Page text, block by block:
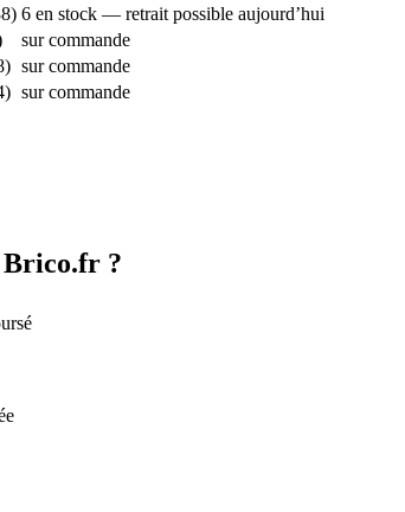
) 6 en stock — retrait possible aujourd’hui
sur commande
) sur commande
) sur commande
?